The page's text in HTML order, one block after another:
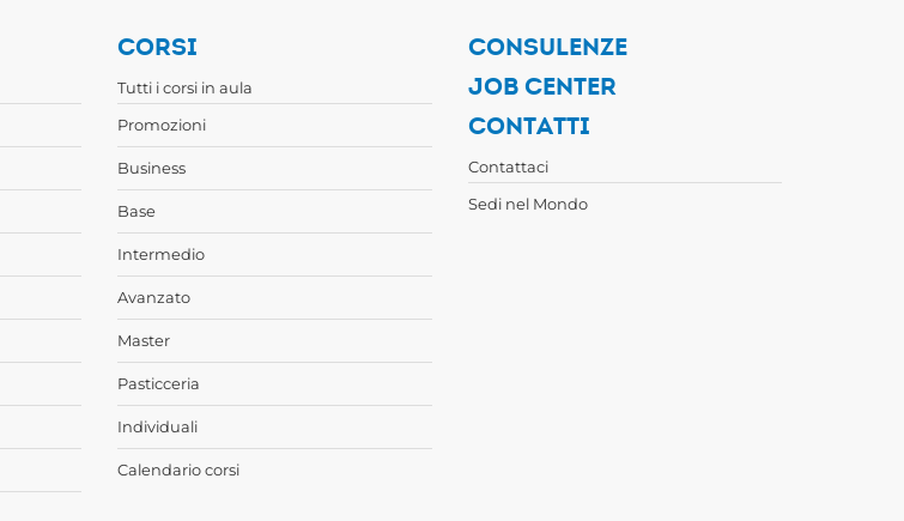
CORSI
Tutti i corsi in aula
Promozioni
Business
Base
Intermedio
Avanzato
Master
Pasticceria
Individuali
Calendario corsi
CONSULENZE
JOB CENTER
CONTATTI
Contattaci
Sedi nel Mondo